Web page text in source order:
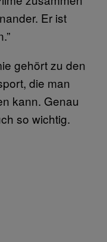
Er ist
gehört zu den
die man
kann. Genau
so wichtig.